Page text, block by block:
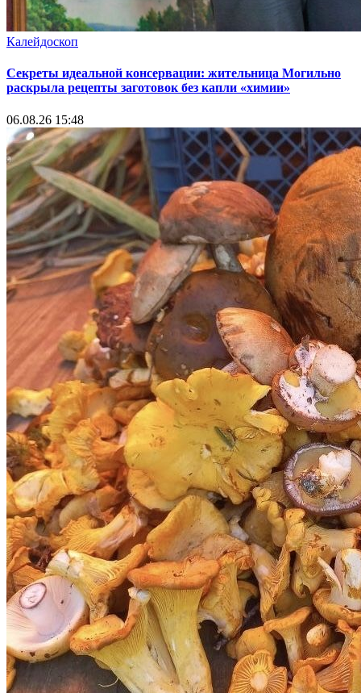
Калейдоскоп
Секреты идеальной консервации: жительница Могильно
раскрыла рецепты заготовок без капли «химии»
06.08.26 15:48